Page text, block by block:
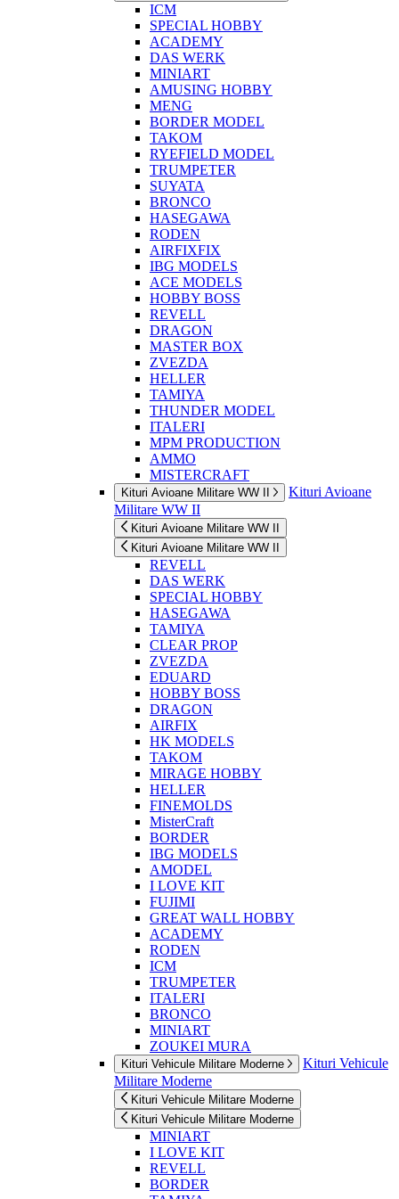
ICM
SPECIAL HOBBY
ACADEMY
DAS WERK
MINIART
AMUSING HOBBY
MENG
BORDER MODEL
TAKOM
RYEFIELD MODEL
TRUMPETER
SUYATA
BRONCO
HASEGAWA
RODEN
AIRFIXFIX
IBG MODELS
ACE MODELS
HOBBY BOSS
REVELL
DRAGON
MASTER BOX
ZVEZDA
HELLER
TAMIYA
THUNDER MODEL
ITALERI
MPM PRODUCTION
AMMO
MISTERCRAFT
Kituri Avioane Militare WW II
Kituri Avioane
Militare WW II
Kituri Avioane Militare WW II
Kituri Avioane Militare WW II
REVELL
DAS WERK
SPECIAL HOBBY
HASEGAWA
TAMIYA
CLEAR PROP
ZVEZDA
EDUARD
HOBBY BOSS
DRAGON
AIRFIX
HK MODELS
TAKOM
MIRAGE HOBBY
HELLER
FINEMOLDS
MisterCraft
BORDER
IBG MODELS
AMODEL
I LOVE KIT
FUJIMI
GREAT WALL HOBBY
ACADEMY
RODEN
ICM
TRUMPETER
ITALERI
BRONCO
MINIART
ZOUKEI MURA
Kituri Vehicule Militare Moderne
Kituri Vehicule
Militare Moderne
Kituri Vehicule Militare Moderne
Kituri Vehicule Militare Moderne
MINIART
I LOVE KIT
REVELL
BORDER